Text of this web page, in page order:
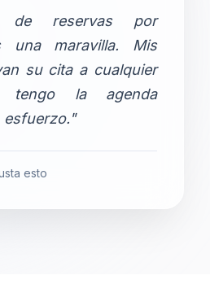
de reservas por
una maravilla. Mis
su cita a cualquier
la agenda
esfuerzo."
esto